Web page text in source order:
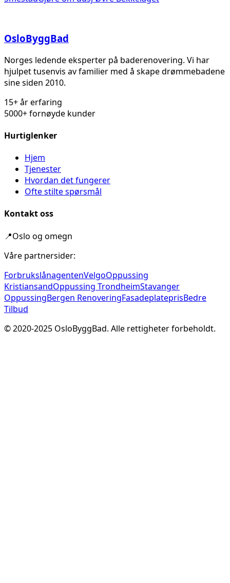
OsloByggBad
Norges ledende eksperter på baderenovering. Vi har
hjulpet tusenvis av familier med å skape drømmebadene
sine siden 2010.
15+ år erfaring
5000+ fornøyde kunder
Hurtiglenker
Hjem
Tjenester
Hvordan det fungerer
Ofte stilte spørsmål
Kontakt oss
📍Oslo og omegn
Våre partnersider:
ForbrukslånagentenVelgoOppussing
KristiansandOppussing TrondheimStavanger
OppussingBergen RenoveringFasadeplateprisBedre
Tilbud
© 2020-2025 OsloByggBad. Alle rettigheter forbeholdt.